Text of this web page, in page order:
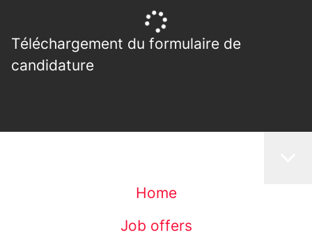
Téléchargement du formulaire de
candidature
Home
Job offers